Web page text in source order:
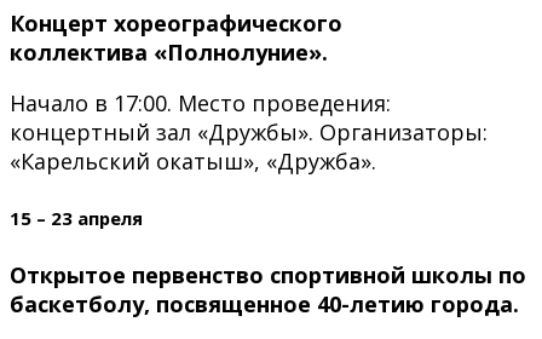
Концерт хореографического
коллектива «Полнолуние».
Начало в 17:00. Место проведения:
концертный зал «Дружбы». Организаторы:
«Карельский окатыш», «Дружба».
15 – 23 апреля
Открытое первенство спортивной школы по
баскетболу, посвященное 40-летию города.